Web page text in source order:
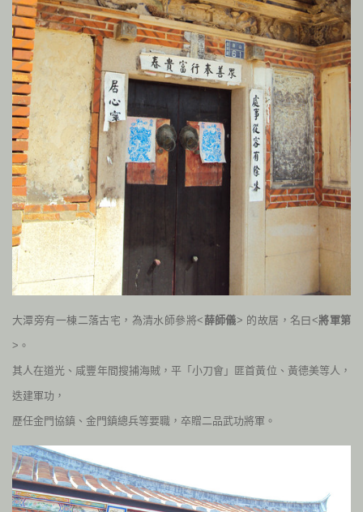
大潭旁有一棟二落古宅，為清水師參將<薛師儀> 的故居，名曰<將軍第
>。
其人在道光、咸豐年間搜捕海賊，平「小刀會」匪首黃位、黃德美等人，
迭建軍功，
歷任金門協鎮、金門鎮總兵等要職，卒贈二品武功將軍。